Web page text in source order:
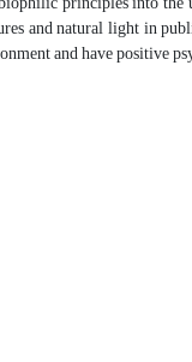
and natural light in
and have positive